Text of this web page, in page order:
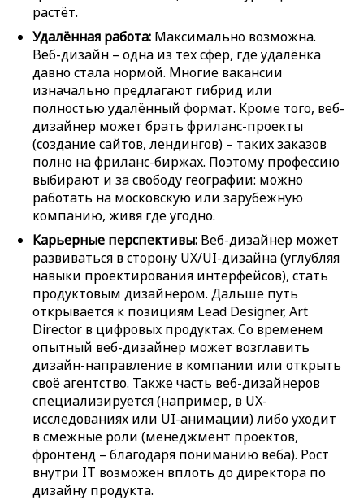
растёт.
Удалённая работа: Максимально возможна.
Веб-дизайн – одна из тех сфер, где удалёнка
давно стала нормой. Многие вакансии
изначально предлагают гибрид или
полностью удалённый формат. Кроме того, веб-
дизайнер может брать фриланс-проекты
(создание сайтов, лендингов) – таких заказов
полно на фриланс-биржах. Поэтому профессию
выбирают и за свободу географии: можно
работать на московскую или зарубежную
компанию, живя где угодно.
Карьерные перспективы: Веб-дизайнер может
развиваться в сторону UX/UI-дизайна (углубляя
навыки проектирования интерфейсов), стать
продуктовым дизайнером. Дальше путь
открывается к позициям Lead Designer, Art
Director в цифровых продуктах. Со временем
опытный веб-дизайнер может возглавить
дизайн-направление в компании или открыть
своё агентство. Также часть веб-дизайнеров
специализируется (например, в UX-
исследованиях или UI-анимации) либо уходит
в смежные роли (менеджмент проектов,
фронтенд – благодаря пониманию веба). Рост
внутри IT возможен вплоть до директора по
дизайну продукта.